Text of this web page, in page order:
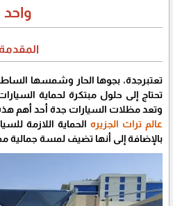
واحد
تعتبرجدة، بجوها الحار وشمسها
تحتاج إلى حلول مبتكرة لحماية
وتعد مظلات السيارات جدة أحد أهم
عالم تراث الجزيره الحماية اللازمة
بالإضافة إلى أنها تضيف لمسة جمالية